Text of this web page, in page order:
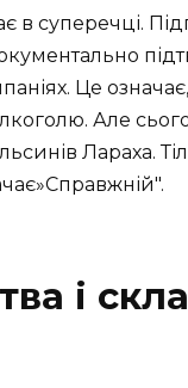
в суперечці.
Це
Але
Лараха.
і